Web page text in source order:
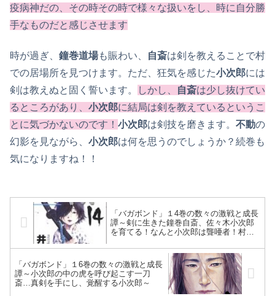
疫病神だの、その時その時で様々な扱いをし、時に自分勝
手なものだと感じさせます
時が過ぎ、 鐘巻道場も賑わい、 自斎は剣を教えることで村
での居場所を見つけます。ただ、狂気を感じた小次郎には
剣は教えぬと固く誓います。
しかし、 自斎は少し抜けてい
るところがあり、 小次郎に結局は剣を教えているというこ
とに気づかないのです！ 小次郎は剣技を磨きます。 不動の
幻影を見ながら、 小次郎は何を思うのでしょうか？続巻も
気になりますね！！
「バガボンド」１4巻の数々の激戦と成長
譚～剣に生きた鐘巻自斎、佐々木小次郎
を育てる！なんと小次郎は聾唖者！村の
「バガボンド」１6巻の数々の激戦と成長
譚～小次郎の中の虎を呼び起こす一刀
斎…真剣を手にし、覚醒する小次郎～